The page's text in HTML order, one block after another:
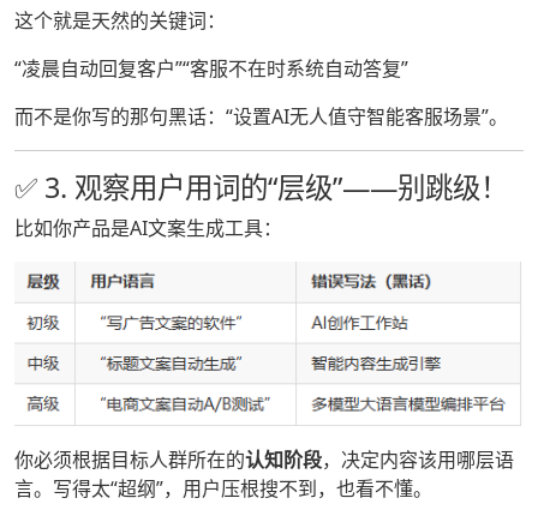
这个就是天然的关键词：
“凌晨自动回复客户”“客服不在时系统自动答复”
而不是你写的那句黑话：“设置AI无人值守智能客服场景”。
✅ 3. 观察用户用词的“层级”——别跳级！
比如你产品是AI文案生成工具：
你必须根据目标人群所在的认知阶段，决定内容该用哪层语
言。写得太“超纲”，用户压根搜不到，也看不懂。